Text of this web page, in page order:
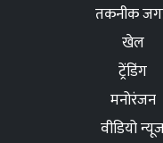
तकनीक
खेल
ट्रेंडिंग
मनोरंजन
वीडियो